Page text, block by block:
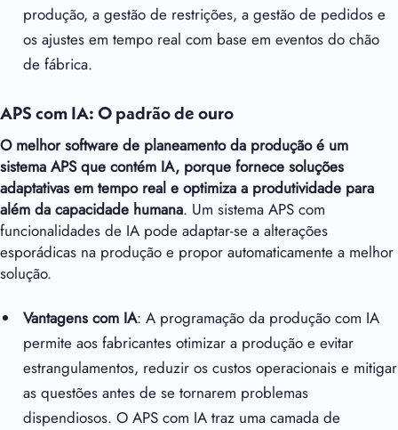
produção, a gestão de restrições, a gestão de pedidos e
os ajustes em tempo real com base em eventos do chão
de fábrica.
APS com IA: O padrão de ouro
O melhor software de planeamento da produção é um
sistema APS que contém IA, porque fornece soluções
adaptativas em tempo real e optimiza a produtividade para
além da capacidade humana. Um sistema APS com
funcionalidades de IA pode adaptar-se a alterações
esporádicas na produção e propor automaticamente a melhor
solução.
Vantagens com IA: A programação da produção com IA
permite aos fabricantes otimizar a produção e evitar
estrangulamentos, reduzir os custos operacionais e mitigar
as questões antes de se tornarem problemas
dispendiosos. O APS com IA traz uma camada de